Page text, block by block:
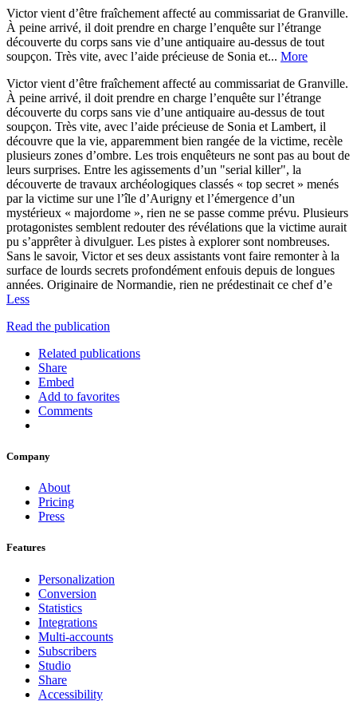
Victor vient d’être fraîchement affecté au commissariat de Granville.
À peine arrivé, il doit prendre en charge l’enquête sur l’étrange
découverte du corps sans vie d’une antiquaire au-dessus de tout
soupçon. Très vite, avec l’aide précieuse de Sonia et... More
Victor vient d’être fraîchement affecté au commissariat de Granville.
À peine arrivé, il doit prendre en charge l’enquête sur l’étrange
découverte du corps sans vie d’une antiquaire au-dessus de tout
soupçon. Très vite, avec l’aide précieuse de Sonia et Lambert, il
découvre que la vie, apparemment bien rangée de la victime, recèle
plusieurs zones d’ombre. Les trois enquêteurs ne sont pas au bout de
leurs surprises. Entre les agissements d’un "serial killer", la
découverte de travaux archéologiques classés « top secret » menés
par la victime sur une l’île d’Aurigny et l’émergence d’un
mystérieux « majordome », rien ne se passe comme prévu. Plusieurs
protagonistes semblent redouter des révélations que la victime aurait
pu s’apprêter à divulguer. Les pistes à explorer sont nombreuses.
Sans le savoir, Victor et ses deux assistants vont faire remonter à la
surface de lourds secrets profondément enfouis depuis de longues
années. Originaire de Normandie, rien ne prédestinait ce chef d’e
Less
Read the publication
Related publications
Share
Embed
Add to favorites
Comments
Company
About
Pricing
Press
Features
Personalization
Conversion
Statistics
Integrations
Multi-accounts
Subscribers
Studio
Share
Accessibility